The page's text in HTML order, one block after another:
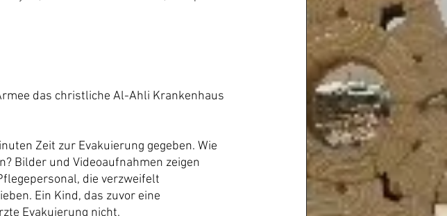
das christliche Al-Ahli Krankenhaus
Zeit zur Evakuierung gegeben. Wie
Bilder und Videoaufnahmen zeigen
die verzweifelt
Ein Kind, das zuvor eine
Evakuierung nicht.